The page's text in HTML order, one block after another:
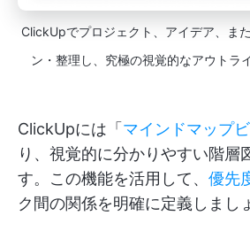
ClickUpでプロジェクト、アイデア、ま
ン・整理し、究極の視覚的なアウトラ
ClickUpには「マインドマップ
り、視覚的に分かりやすい階層
す。この機能を活用して、 優先
ク間の関係を明確に定義しまし